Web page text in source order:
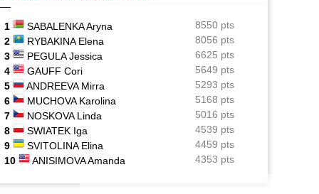
- CINCINNATI
larmes à Montréal, Jack Draper est
à Cincinnati
ATP - MONTRÉAL
Terence Atmane se tourne vers l'Ohio
immense défi à relever
ATP - Montréal
Dani Mérida explose en 2026 : le Top 50 et un nouveau
cap
Jeunes
Le Cap d'Agde offre une route directe vers le
prestigieux Orange Bowl
1 SABALENKA Aryna
8550 pts
2
RYBAKINA Elena
8056 pts
3
PEGULA Jessica
6625 pts
4
GAUFF Cori
5649 pts
5
ANDREEVA Mirra
5293 pts
6
MUCHOVA Karolina
5168 pts
7
NOSKOVA Linda
5016 pts
8
SWIATEK Iga
4539 pts
9
SVITOLINA Elina
4459 pts
10
ANISIMOVA Amanda 4353 pts